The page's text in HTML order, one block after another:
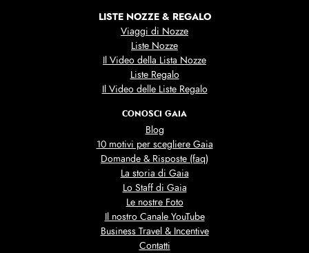
LISTE NOZZE & REGALO
Viaggi di Nozze
Liste Nozze
Il Video della Lista Nozze
Liste Regalo
Il Video delle Liste Regalo
CONOSCI GAIA
Blog
10 motivi per scegliere Gaia
Domande & Risposte (faq)
La storia di Gaia
Lo Staff di Gaia
Le nostre Foto
Il nostro Canale YouTube
Business Travel & Incentive
Contatti